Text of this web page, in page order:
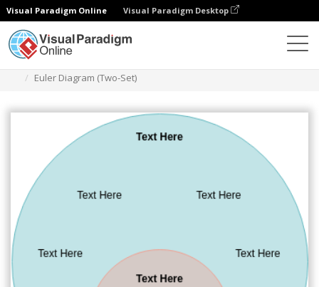
Visual Paradigm Online Visual Paradigm Desktop
Euler Diagram (Two-Set)